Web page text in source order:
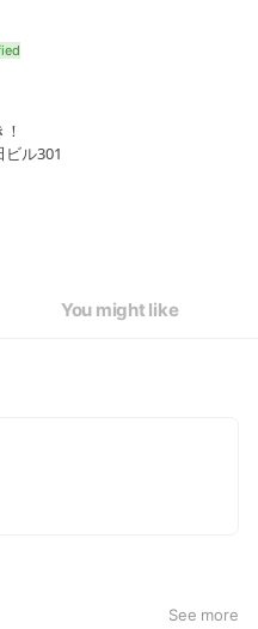
ル301
You might like
See more